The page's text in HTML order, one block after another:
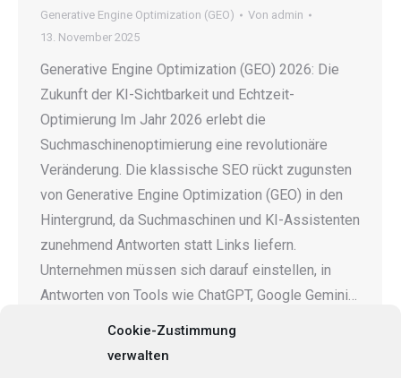
Cookie-Zustimmung
verwalten
Generative Engine Optimization (GEO) Von admin
13. November 2025
Generative Engine Optimization (GEO) 2026: Die
Zukunft der KI-Sichtbarkeit und Echtzeit-
Optimierung Im Jahr 2026 erlebt die
Suchmaschinenoptimierung eine revolutionäre
Veränderung. Die klassische SEO rückt zugunsten
von Generative Engine Optimization (GEO) in den
Hintergrund, da Suchmaschinen und KI-Assistenten
zunehmend Antworten statt Links liefern.
Unternehmen müssen sich darauf einstellen, in
Antworten von Tools wie ChatGPT, Google Gemini…